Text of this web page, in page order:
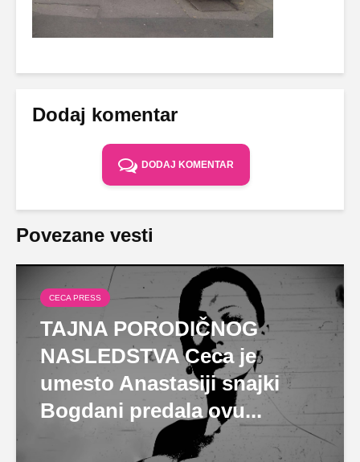
Dodaj komentar
DODAJ KOMENTAR
Povezane vesti
CECA PRESS
TAJNA PORODIČNOG
NASLEDSTVA Ceca je
umesto Anastasiji snajki
Bogdani predala ovu...